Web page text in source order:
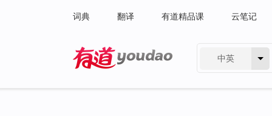
词典 翻译 有道精品课 云笔记
中英